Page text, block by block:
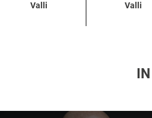
Valli
Valli